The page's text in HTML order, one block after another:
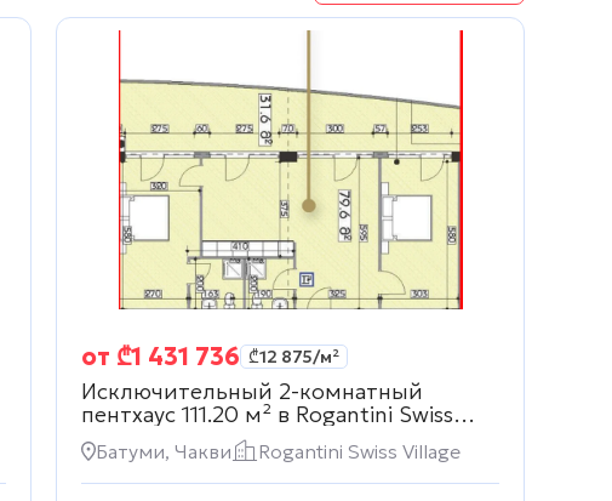
от ₾1 431 736 ₾12 875/м²
Исключительный 2-комнатный
пентхаус 111.20 м² в Rogantini Swiss
Village
Батуми, Чакви Rogantini Swiss Village